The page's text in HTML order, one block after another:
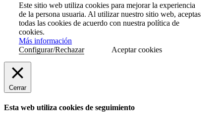
Este sitio web utiliza cookies para mejorar la experiencia
de la persona usuaria. Al utilizar nuestro sitio web, aceptas
todas las cookies de acuerdo con nuestra política de
cookies.
Más información
Configurar/Rechazar
Aceptar cookies
Cerrar
Esta web utiliza cookies de seguimiento